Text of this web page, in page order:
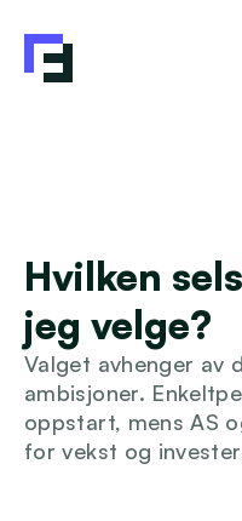
Finansiering
For investorer
Kunnskap
Hvilken
jeg velge?
Valget avhenger av
ambisjoner.
oppstart, mens AS
for vekst og